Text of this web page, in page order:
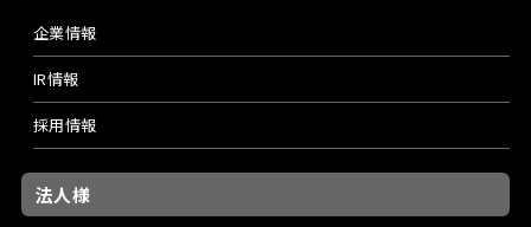
企業情報
IR情報
採用情報
法人様